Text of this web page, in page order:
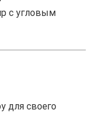
с угловым
для своего